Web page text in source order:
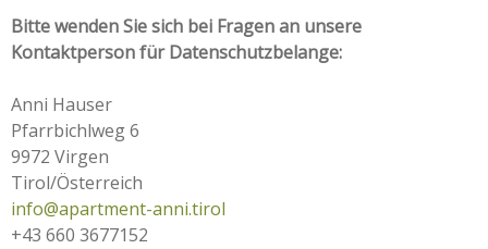
Bitte wenden Sie sich bei Fragen an unsere
Kontaktperson für Datenschutzbelange:
Anni Hauser
Pfarrbichlweg 6
9972 Virgen
Tirol/Österreich
info@apartment-anni.tirol
+43 660 3677152